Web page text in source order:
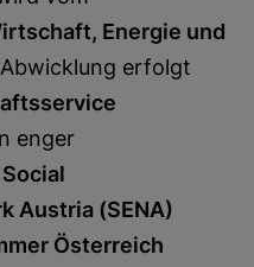
Energie und
erfolgt
enger
Social
Austria (SENA)
Österreich